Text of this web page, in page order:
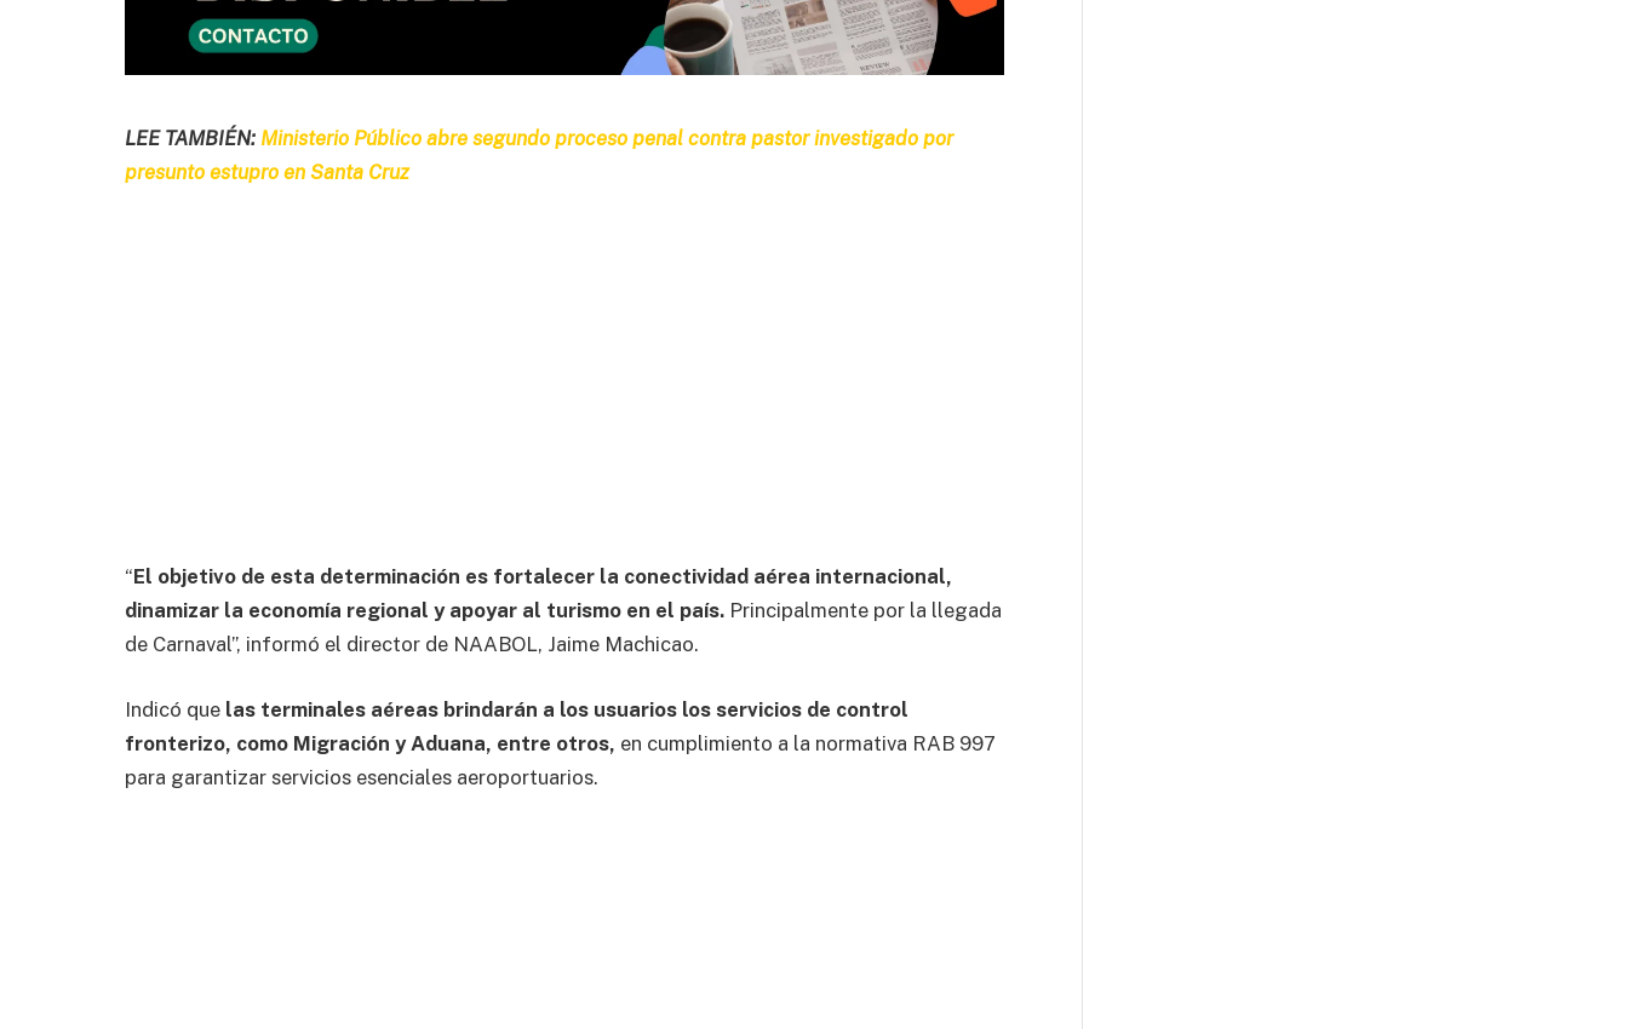
LEE TAMBIÉN: Ministerio Público abre segundo proceso penal contra pastor investigado por
presunto estupro en Santa Cruz
“El objetivo de esta determinación es fortalecer la conectividad aérea internacional,
dinamizar la economía regional y apoyar al turismo en el país. Principalmente por la llegada
de Carnaval”, informó el director de NAABOL, Jaime Machicao.
Indicó que las terminales aéreas brindarán a los usuarios los servicios de control
fronterizo, como Migración y Aduana, entre otros, en cumplimiento a la normativa RAB 997
para garantizar servicios esenciales aeroportuarios.